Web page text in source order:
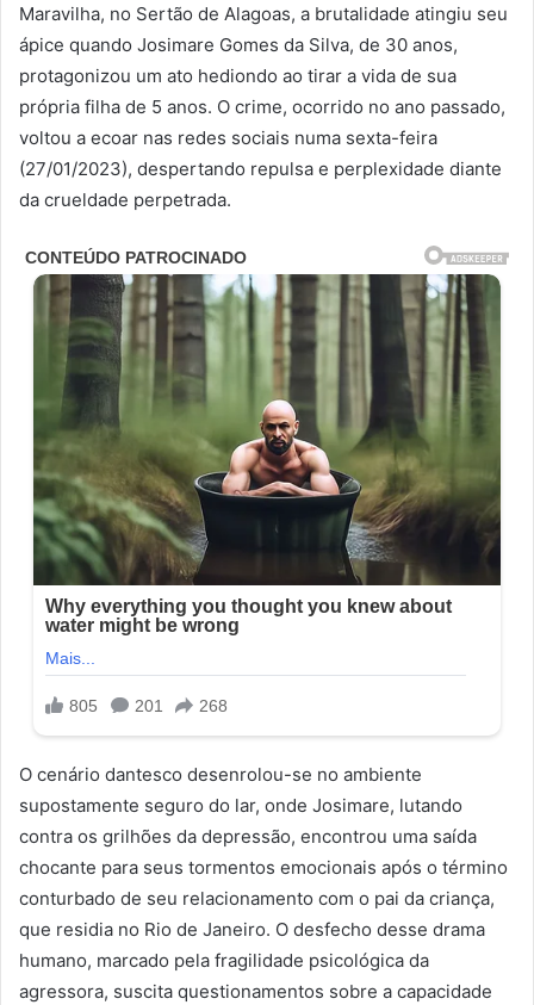
Maravilha, no Sertão de Alagoas, a brutalidade atingiu seu
ápice quando Josimare Gomes da Silva, de 30 anos,
protagonizou um ato hediondo ao tirar a vida de sua
própria filha de 5 anos. O crime, ocorrido no ano passado,
voltou a ecoar nas redes sociais numa sexta-feira
(27/01/2023), despertando repulsa e perplexidade diante
da crueldade perpetrada.
O cenário dantesco desenrolou-se no ambiente
supostamente seguro do lar, onde Josimare, lutando
contra os grilhões da depressão, encontrou uma saída
chocante para seus tormentos emocionais após o término
conturbado de seu relacionamento com o pai da criança,
que residia no Rio de Janeiro. O desfecho desse drama
humano, marcado pela fragilidade psicológica da
agressora, suscita questionamentos sobre a capacidade